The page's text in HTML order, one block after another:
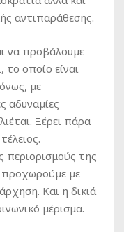
αντιπαράθεσης.
να προβάλουμε
το οποίο είναι
με
αδυναμίες
Ξέρει πάρα
περιορισμούς της
προχωρούμε με
Και η δικιά
μέρισμα.